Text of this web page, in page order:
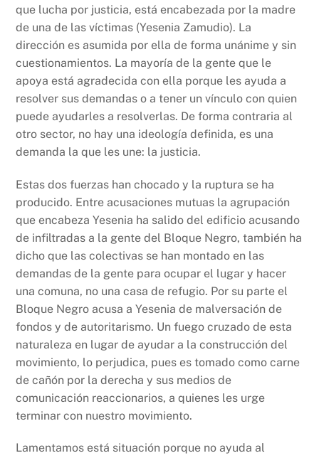
que lucha por justicia, está encabezada por la madre
de una de las víctimas (Yesenia Zamudio). La
dirección es asumida por ella de forma unánime y sin
cuestionamientos. La mayoría de la gente que le
apoya está agradecida con ella porque les ayuda a
resolver sus demandas o a tener un vínculo con quien
puede ayudarles a resolverlas. De forma contraria al
otro sector, no hay una ideología definida, es una
demanda la que les une: la justicia.
Estas dos fuerzas han chocado y la ruptura se ha
producido. Entre acusaciones mutuas la agrupación
que encabeza Yesenia ha salido del edificio acusando
de infiltradas a la gente del Bloque Negro, también ha
dicho que las colectivas se han montado en las
demandas de la gente para ocupar el lugar y hacer
una comuna, no una casa de refugio. Por su parte el
Bloque Negro acusa a Yesenia de malversación de
fondos y de autoritarismo. Un fuego cruzado de esta
naturaleza en lugar de ayudar a la construcción del
movimiento, lo perjudica, pues es tomado como carne
de cañón por la derecha y sus medios de
comunicación reaccionarios, a quienes les urge
terminar con nuestro movimiento.
Lamentamos está situación porque no ayuda al